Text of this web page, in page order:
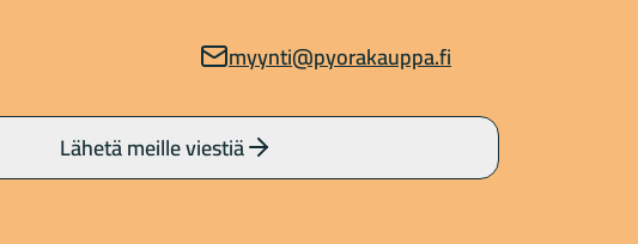
myynti@pyorakauppa.fi
Lähetä meille viestiä